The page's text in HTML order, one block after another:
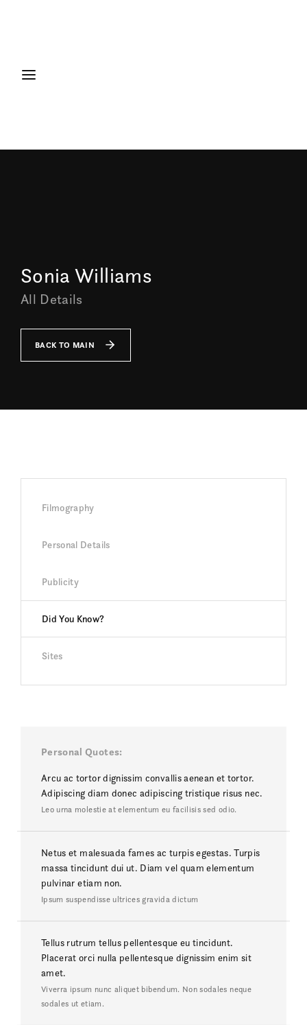
Sonia Williams
All Details
BACK TO MAIN
Filmography
Personal Details
Publicity
Did You Know?
Sites
Personal Quotes
Arcu ac tortor dignissim convallis aenean et tortor.
Adipiscing diam donec adipiscing tristique risus nec.
Leo urna molestie at elementum eu facilisis sed odio.
Netus et malesuada fames ac turpis egestas. Turpis
massa tincidunt dui ut. Diam vel quam elementum
pulvinar etiam non.
Ipsum suspendisse ultrices gravida dictum
Tellus rutrum tellus pellentesque eu tincidunt.
Placerat orci nulla pellentesque dignissim enim sit
amet.
Viverra ipsum nunc aliquet bibendum. Non sodales neque
sodales ut etiam.